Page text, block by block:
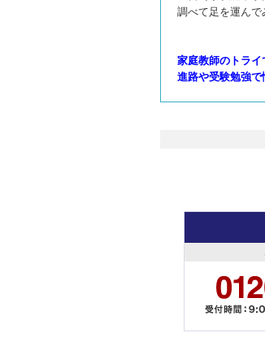
調べて足を運んで
家庭教師のトラ
進路や受験勉強で